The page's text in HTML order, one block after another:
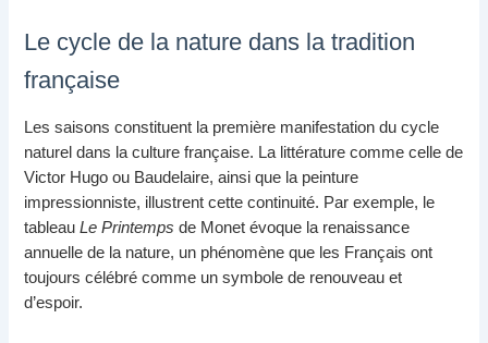
Le cycle de la nature dans la tradition
française
Les saisons constituent la première manifestation du cycle
naturel dans la culture française. La littérature comme celle de
Victor Hugo ou Baudelaire, ainsi que la peinture
impressionniste, illustrent cette continuité. Par exemple, le
tableauLe Printemps de Monet évoque la renaissance
annuelle de la nature, un phénomène que les Français ont
toujours célébré comme un symbole de renouveau et
d’espoir.